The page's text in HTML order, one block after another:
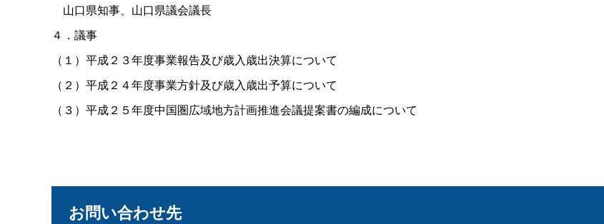
山口県知事、山口県議会議長
４．議事
（１）平成２３年度事業報告及び歳入歳出決算について
（２）平成２４年度事業方針及び歳入歳出予算について
（３）平成２５年度中国圏広域地方計画推進会議提案書の編成について
お問い合わせ先